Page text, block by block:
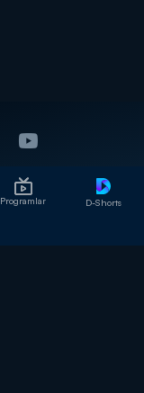
Programlar D-Shorts